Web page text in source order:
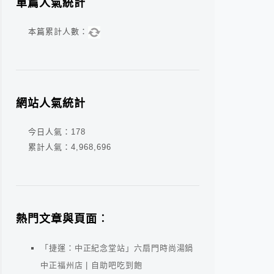
單篇人氣統計
本篇累計人數：
網站人氣統計
今日人氣： 178
累計人氣： 4,968,696
熱門文章與頁面︰
「捷運：中正紀念堂站」六扇門時尚湯鍋
中正福州店 | 自助吧吃到飽